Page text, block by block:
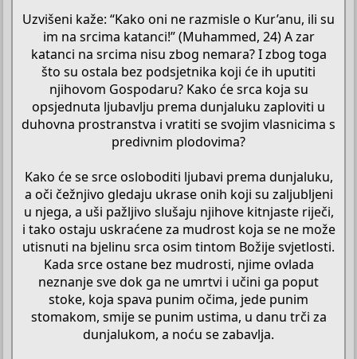
Uzvišeni kaže: “Kako oni ne razmisle o Kur’anu, ili su
im na srcima katanci!” (Muhammed, 24) A zar
katanci na srcima nisu zbog nemara? I zbog toga
što su ostala bez podsjetnika koji će ih uputiti
njihovom Gospodaru? Kako će srca koja su
opsjednuta ljubavlju prema dunjaluku zaploviti u
duhovna prostranstva i vratiti se svojim vlasnicima s
predivnim plodovima?
Kako će se srce osloboditi ljubavi prema dunjaluku,
a oči čežnjivo gledaju ukrase onih koji su zaljubljeni
u njega, a uši pažljivo slušaju njihove kitnjaste riječi,
i tako ostaju uskraćene za mudrost koja se ne može
utisnuti na bjelinu srca osim tintom Božije svjetlosti.
Kada srce ostane bez mudrosti, njime ovlada
neznanje sve dok ga ne umrtvi i učini ga poput
stoke, koja spava punim očima, jede punim
stomakom, smije se punim ustima, u danu trči za
dunjalukom, a noću se zabavlja.